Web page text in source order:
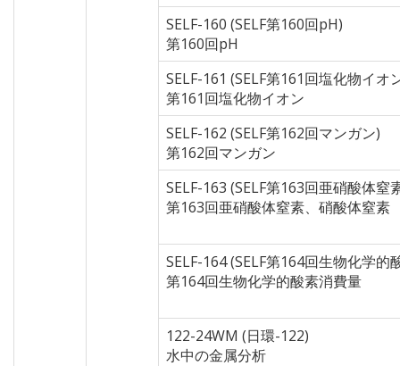
SELF-160 (SELF第160回pH)
第160回pH
SELF-161 (SELF第161回塩化物イオ
第161回塩化物イオン
SELF-162 (SELF第162回マンガン)
第162回マンガン
SELF-163 (SELF第163回亜硝酸体窒
第163回亜硝酸体窒素、硝酸体窒素
SELF-164 (SELF第164回生物化学的
第164回生物化学的酸素消費量
122-24WM (日環-122)
水中の金属分析